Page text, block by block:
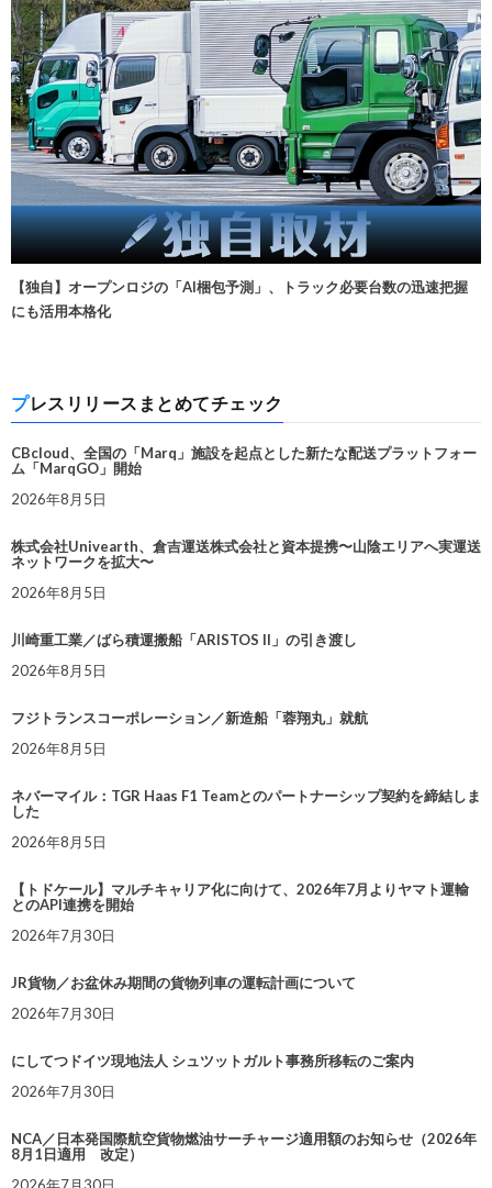
【独自】オープンロジの「AI梱包予測」、トラック必要台数の迅速把握
にも活用本格化
プレスリリースまとめてチェック
CBcloud、全国の「Marq」施設を起点とした新たな配送プラットフォー
ム「MarqGO」開始
2026年8月5日
株式会社Univearth、倉吉運送株式会社と資本提携〜山陰エリアへ実運送
ネットワークを拡大〜
2026年8月5日
川崎重工業／ばら積運搬船「ARISTOS II」の引き渡し
2026年8月5日
フジトランスコーポレーション／新造船「蓉翔丸」就航
2026年8月5日
ネバーマイル：TGR Haas F1 Teamとのパートナーシップ契約を締結しま
した
2026年8月5日
【トドケール】マルチキャリア化に向けて、2026年7月よりヤマト運輸
とのAPI連携を開始
2026年7月30日
JR貨物／お盆休み期間の貨物列車の運転計画について
2026年7月30日
にしてつドイツ現地法人 シュツットガルト事務所移転のご案内
2026年7月30日
NCA／日本発国際航空貨物燃油サーチャージ適用額のお知らせ（2026年
8月1日適用 改定）